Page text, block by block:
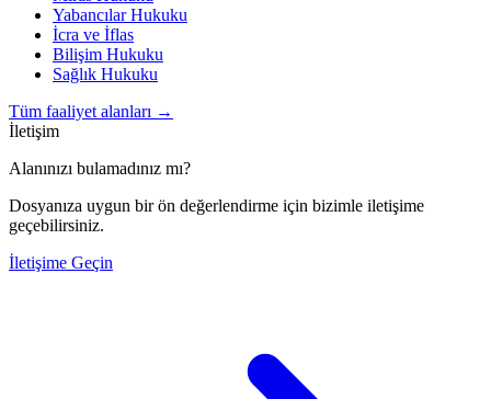
Yabancılar Hukuku
İcra ve İflas
Bilişim Hukuku
Sağlık Hukuku
Tüm faaliyet alanları →
İletişim
Alanınızı bulamadınız mı?
Dosyanıza uygun bir ön değerlendirme için bizimle iletişime
geçebilirsiniz.
İletişime Geçin